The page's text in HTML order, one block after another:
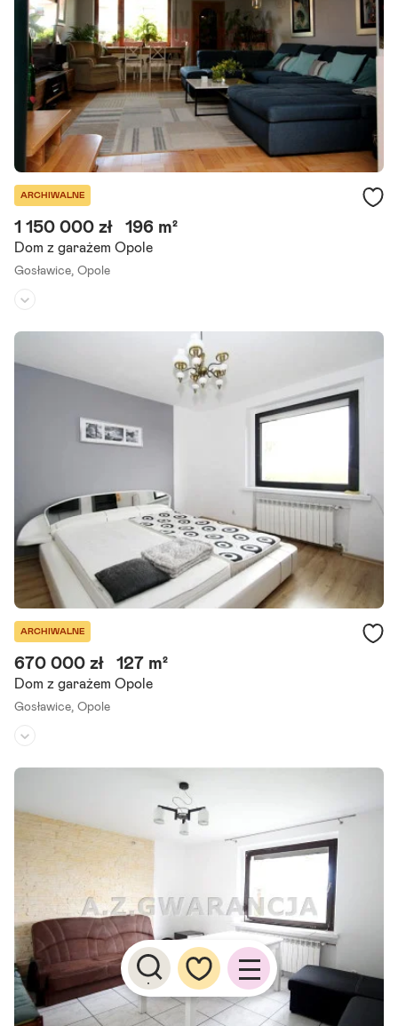
ło 130 m2-140 m2. Parter i poddasze do własnego.
Szczegóły ogłoszenia
ARCHIWALNE
Dom z garażem Opole
Gosławice, Opole
1 150 000 zł 196 m²
169 m²
Oferujemy do sprzedaży wygodny, jednorodzinny budynek mieszkal
ny o powierzchni 196 m2 z wbudowanym garażem - w zabudowie sz
eregowej, położony w Opolu (dzielnica Gosławice). Dom.
Szczegóły ogłoszenia
ARCHIWALNE
Dom z garażem Opole
Gosławice, Opole
670 000 zł 127 m²
Powierzchnia działki: 998 m²
Zapraszam Państwa do zapoznania się z ofertą sprzedaży domu po
łożonego w dzielnicy Gosławice. Dom ma powierzchnię około 127m2
m, posiada piwnicę, podniesiony parter, piętro, poddasze oraz.
Szczegóły ogłoszenia